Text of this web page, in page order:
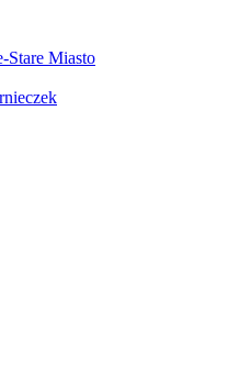
Stare Miasto